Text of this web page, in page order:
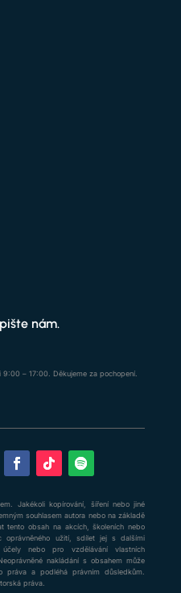
nám.
– 17:00. Děkujeme za pochopení.
Jakékoli kopírování, šíření nebo jiné
souhlasem autora nebo na základě
tento obsah na akcích, školeních nebo
oprávněného užití, sdílet jej s dalšími
nebo pro vzdělávání vlastních
nakládání s obsahem může
práva a podléhá právním důsledkům.
práva.